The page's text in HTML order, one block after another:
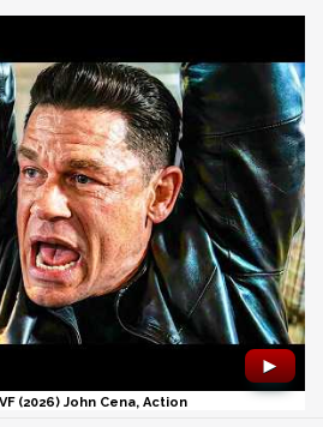
►
(2026) John Cena, Action